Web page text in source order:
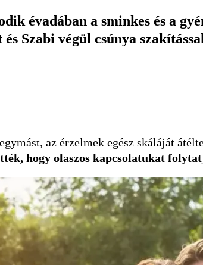
évadában a sminkes és a
Szabi végül csúnya
az érzelmek egész skáláját
hogy olaszos kapcsolatukat